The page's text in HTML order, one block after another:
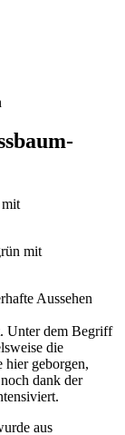
mit
Aussehen
Unter dem Begriff
die
hier geborgen,
dank der
aus